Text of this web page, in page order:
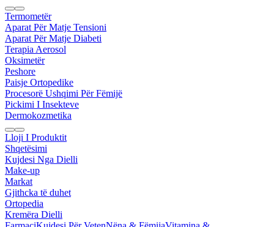
Termometër
Aparat Për Matje Tensioni
Aparat Për Matje Diabeti
Terapia Aerosol
Oksimetër
Peshore
Paisje Ortopedike
Procesorë Ushqimi Për Fëmijë
Pickimi I Insekteve
Dermokozmetika
Lloji I Produktit
Shqetësimi
Kujdesi Nga Dielli
Make-up
Markat
Gjithcka të duhet
Ortopedia
Kremëra Dielli